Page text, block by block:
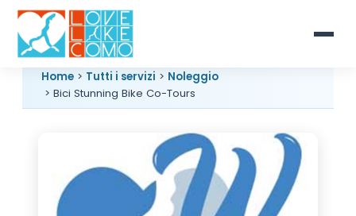
Home > Tutti i servizi > Noleggio
> Bici Stunning Bike Co-Tours